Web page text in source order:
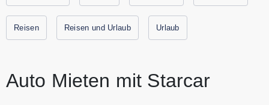
Luxuslimousine bis hin zum Lkw sämtliche
Fahrzeugkategorien. Dabei wird viel Wert auf einen
Reisen Reisen und Urlaub Urlaub
Auto Mieten mit Starcar